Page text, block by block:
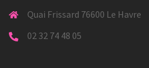
Quai Frissard 76600 Le Havre
02 32 74 48 05